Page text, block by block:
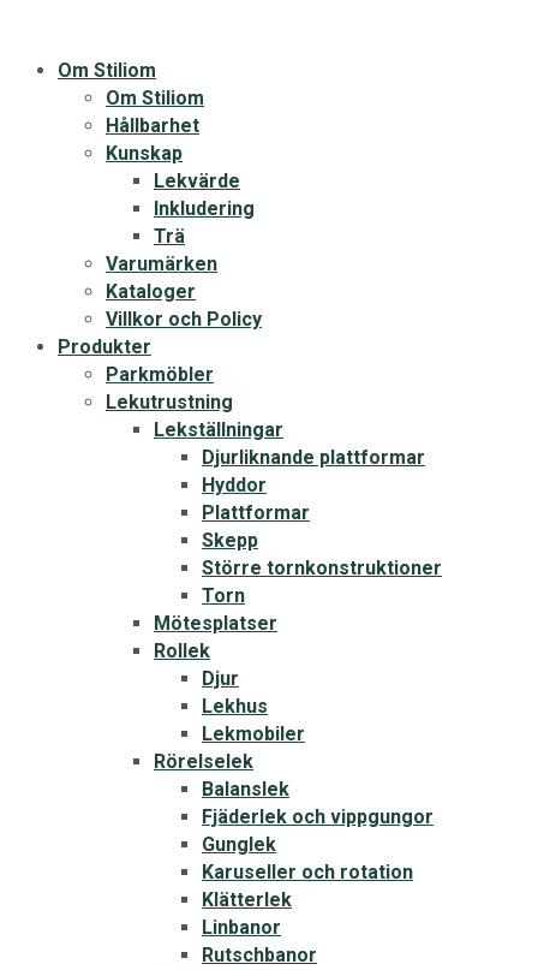
Om Stiliom
Om Stiliom
Hållbarhet
Kunskap
Lekvärde
Inkludering
Trä
Varumärken
Kataloger
Villkor och Policy
Produkter
Parkmöbler
Lekutrustning
Lekställningar
Djurliknande plattformar
Hyddor
Plattformar
Skepp
Större tornkonstruktioner
Torn
Mötesplatser
Rollek
Djur
Lekhus
Lekmobiler
Rörelselek
Balanslek
Fjäderlek och vippgungor
Gunglek
Karuseller och rotation
Klätterlek
Linbanor
Rutschbanor